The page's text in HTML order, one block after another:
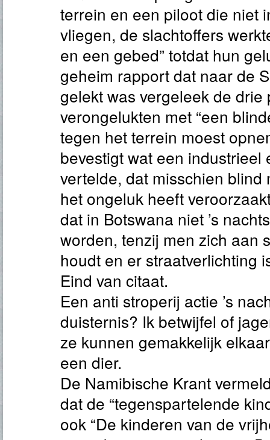
terrein en een piloot die niet
vliegen, de slachtoffers
en een gebed” totdat hun
geheim rapport dat naar de
gelekt was vergeleek de drie
verongelukten met “een
tegen het terrein moest
bevestigt wat een industrieel
vertelde, dat misschien blind
het ongeluk heeft
dat in Botswana niet ’s
worden, tenzij men zich aan
houdt en er straatverlichting
Eind van citaat.
Een anti stroperij actie ’s
duisternis? Ik betwijfel of
ze kunnen gemakkelijk
een dier.
De Namibische Krant
dat de “tegenspartelende
ook “De kinderen van de